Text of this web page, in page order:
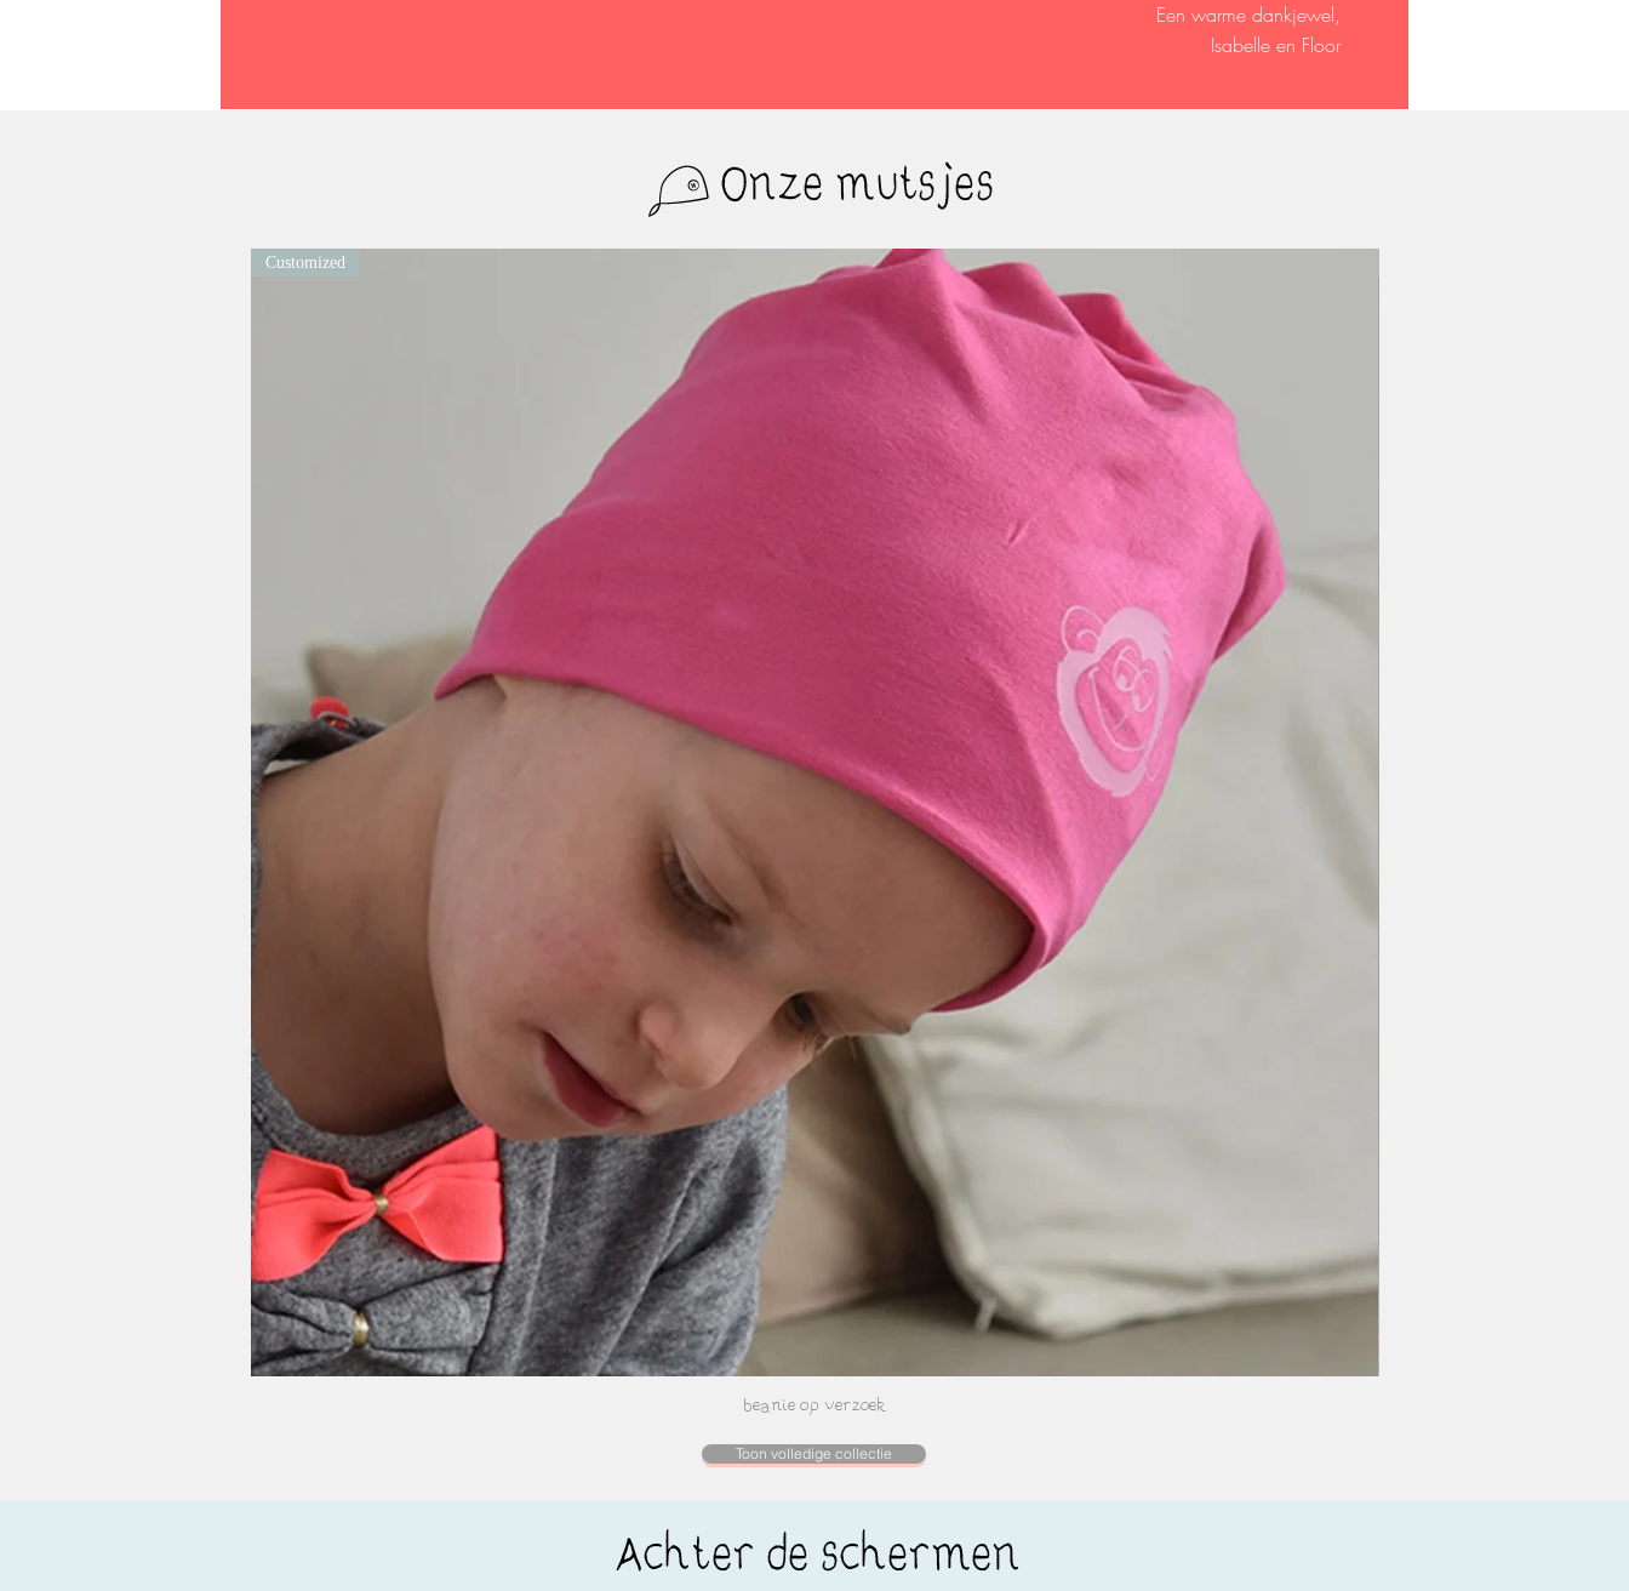
Een warme dankjewel,
Isabelle en Floor
Customized
beanie op verzoek
Toon volledige collectie